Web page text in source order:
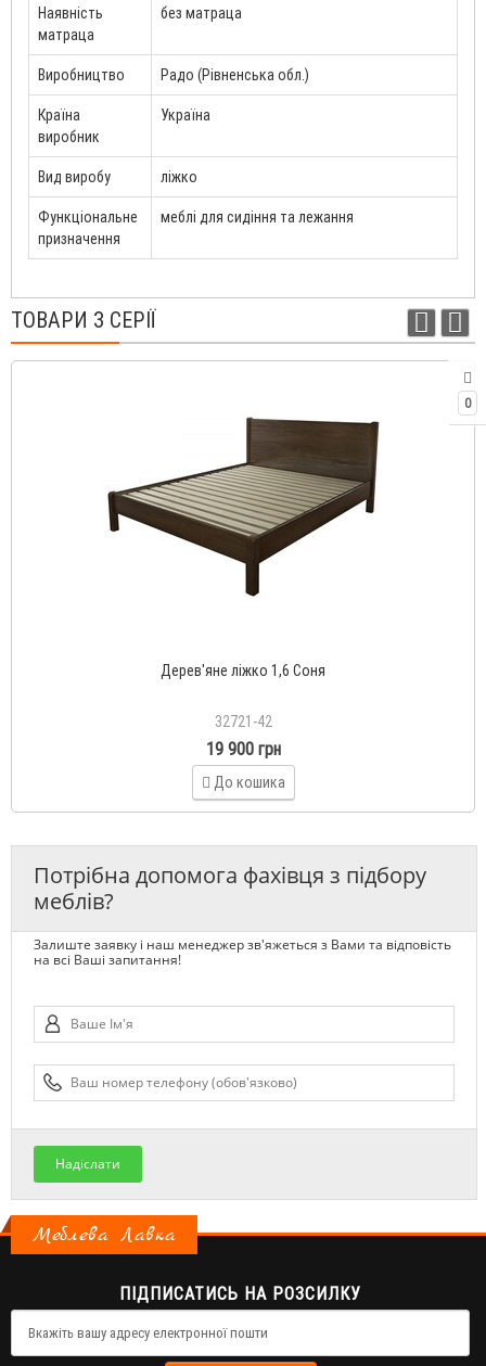
0
Наявність
матраца
без матраца
Виробництво Радо (Рівненська обл.)
Країна
виробник
Україна
Вид виробу ліжко
Функціональне
призначення
меблі для сидіння та лежання
ТОВАРИ З СЕРІЇ
Дерев'яне ліжко 1,6 Соня
32721-42
19 900 грн
До кошика
Потрібна допомога фахівця з підбору
меблів?
Залиште заявку і наш менеджер зв'яжеться з Вами та відповість
на всі Ваші запитання!
Надіслати
Меблева Лавка
ПІДПИСАТИСЬ НА РОЗСИЛКУ